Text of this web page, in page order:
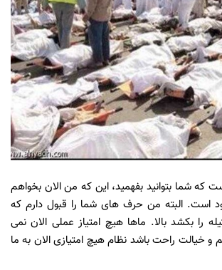
که شما بتوانید بفهمید، این که من الان بخواهم
است. البته من حرف های شما را قبول دارم که
را بکشد بالا. ماها هیچ امتیاز عملی الان نمی
و خیالت راحت باشد نظام هیچ امتیازی الان به ما